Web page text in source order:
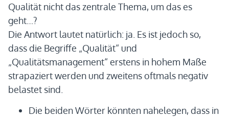
Qualität nicht das zentrale Thema, um das es
geht…?
Die Antwort lautet natürlich: ja. Es ist jedoch so,
dass die Begriffe „Qualität“ und
„Qualitätsmanagement“ erstens in hohem Maße
strapaziert werden und zweitens oftmals negativ
belastet sind.
Die beiden Wörter könnten nahelegen, dass in